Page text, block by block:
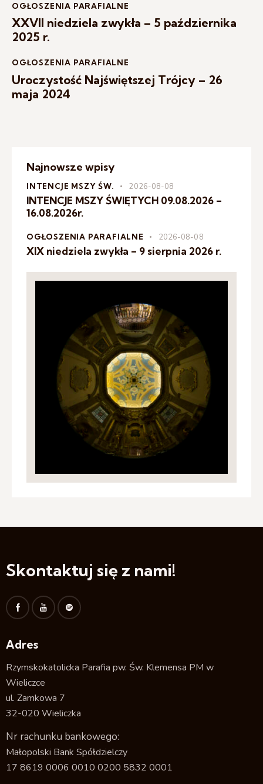
OGŁOSZENIA PARAFIALNE
XXVII niedziela zwykła – 5 października
2025 r.
OGŁOSZENIA PARAFIALNE
Uroczystość Najświętszej Trójcy – 26
maja 2024
Najnowsze wpisy
INTENCJE MSZY ŚW. 2026-08-08
INTENCJE MSZY ŚWIĘTYCH 09.08.2026 –
16.08.2026r.
OGŁOSZENIA PARAFIALNE 2026-08-08
XIX niedziela zwykła – 9 sierpnia 2026 r.
Skontaktuj się z nami!
Adres
Rzymskokatolicka Parafia pw. Św. Klemensa PM w
Wieliczce
ul. Zamkowa 7
32-020 Wieliczka
Nr rachunku bankowego:
Małopolski Bank Spółdzielczy
17 8619 0006 0010 0200 5832 0001